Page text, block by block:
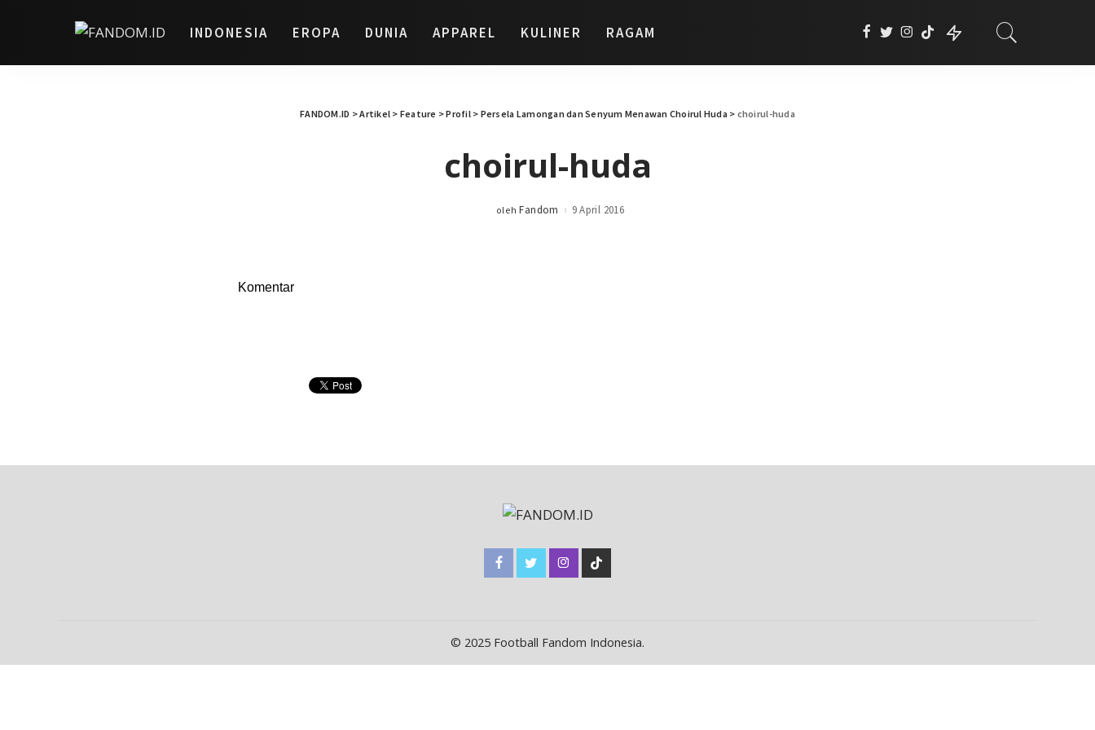
INDONESIA EROPA DUNIA APPAREL KULINER RAGAM
FANDOM.ID >Artikel > Feature >Profil> Persela Lamongan dan Senyum Menawan Choirul Huda> choirul-huda
choirul-huda
Posted
oleh Fandom 9 April 2016
Komentar
© 2025 Football Fandom Indonesia.